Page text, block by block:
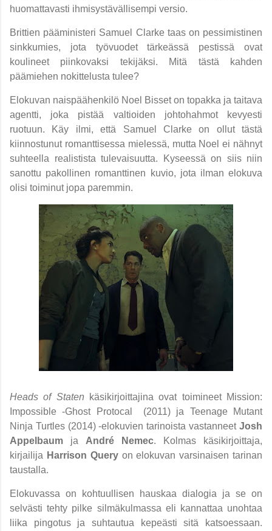
huomattavasti ihmisystävällisempi versio.
Brittien pääministeri Samuel Clarke taas on pessimistinen
sinkkumies, jota työvuodet tärkeässä pestissä ovat
koulineet piinkovaksi tekijäksi. Mitä tästä kahden
päämiehen nokittelusta tulee?
Elokuvan naispäähenkilö Noel Bisset on topakka ja taitava
agentti, joka pistää valtioiden johtohahmot kevyesti
ruotuun. Käy ilmi, että Samuel Clarke on ollut tästä
kiinnostunut romanttisessa mielessä, mutta Noel ei nähnyt
suhteella realistista tulevaisuutta. Kyseessä on siis niin
sanottu pakollinen romanttinen kuvio, jota ilman elokuva
olisi toiminut jopa paremmin.
Heads of Staten käsikirjoittajina ovat toimineet Mission:
Impossible -Ghost Protocal (2011) ja Teenage Mutant
Ninja Turtles (2014) -elokuvien tarinoista vastanneet Josh
Appelbaum ja André Nemec. Kolmas käsikirjoittaja,
kirjailija Harrison Queryon elokuvan varsinaisen tarinan
taustalla.
Elokuvassa on kohtuullisen hauskaa dialogia ja se on
selvästi tehty pilke silmäkulmassa eli kannattaa unohtaa
liika pingotus ja suhtautua kepeästi sitä katsoessaan.